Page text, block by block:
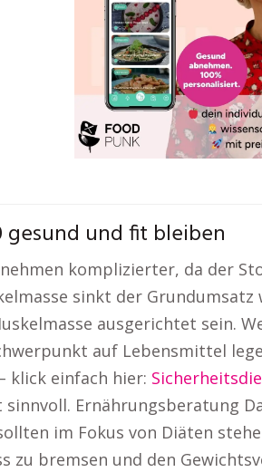
und fit bleiben
komplizierter, da der
sinkt der
ausgerichtet sein.
auf Lebensmittel
klick einfach hier:
Ernährungsberatung
im Fokus von Diäten
zu bremsen und den